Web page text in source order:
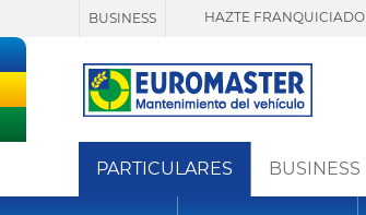
BUSINESS HAZTE FRANQUICIADO
PARTICULARES BUSINESS